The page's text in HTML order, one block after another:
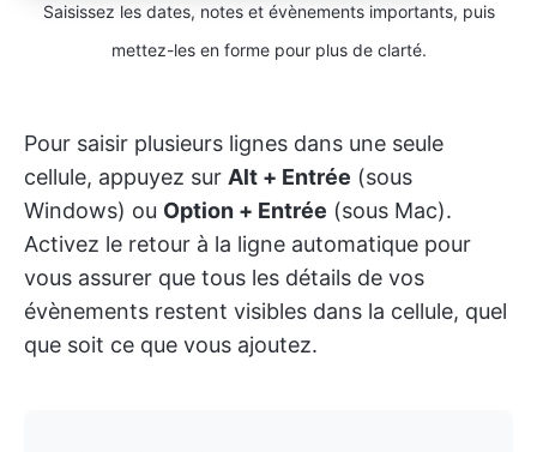
Saisissez les dates, notes et évènements importants, puis
mettez-les en forme pour plus de clarté.
Pour saisir plusieurs lignes dans une seule
cellule, appuyez sur Alt + Entrée (sous
Windows) ou Option + Entrée (sous Mac).
Activez le retour à la ligne automatique pour
vous assurer que tous les détails de vos
évènements restent visibles dans la cellule, quel
que soit ce que vous ajoutez.